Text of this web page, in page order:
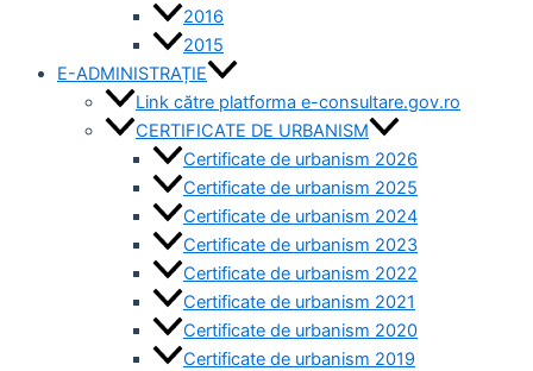
2016
2015
E-ADMINISTRAȚIE
Link către platforma e-consultare.gov.ro
CERTIFICATE DE URBANISM
Certificate de urbanism 2026
Certificate de urbanism 2025
Certificate de urbanism 2024
Certificate de urbanism 2023
Certificate de urbanism 2022
Certificate de urbanism 2021
Certificate de urbanism 2020
Certificate de urbanism 2019